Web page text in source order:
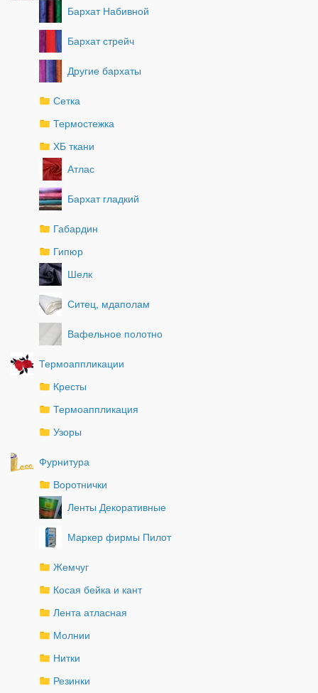
Бархат Набивной
Бархат стрейч
Другие бархаты
Сетка
Термостежка
ХБ ткани
Атлас
Бархат гладкий
Габардин
Гипюр
Шелк
Ситец, мдаполам
Вафельное полотно
Термоаппликации
Кресты
Термоаппликация
Узоры
Фурнитура
Воротнички
Ленты Декоративные
Маркер фирмы Пилот
Жемчуг
Косая бейка и кант
Лента атласная
Молнии
Нитки
Резинки